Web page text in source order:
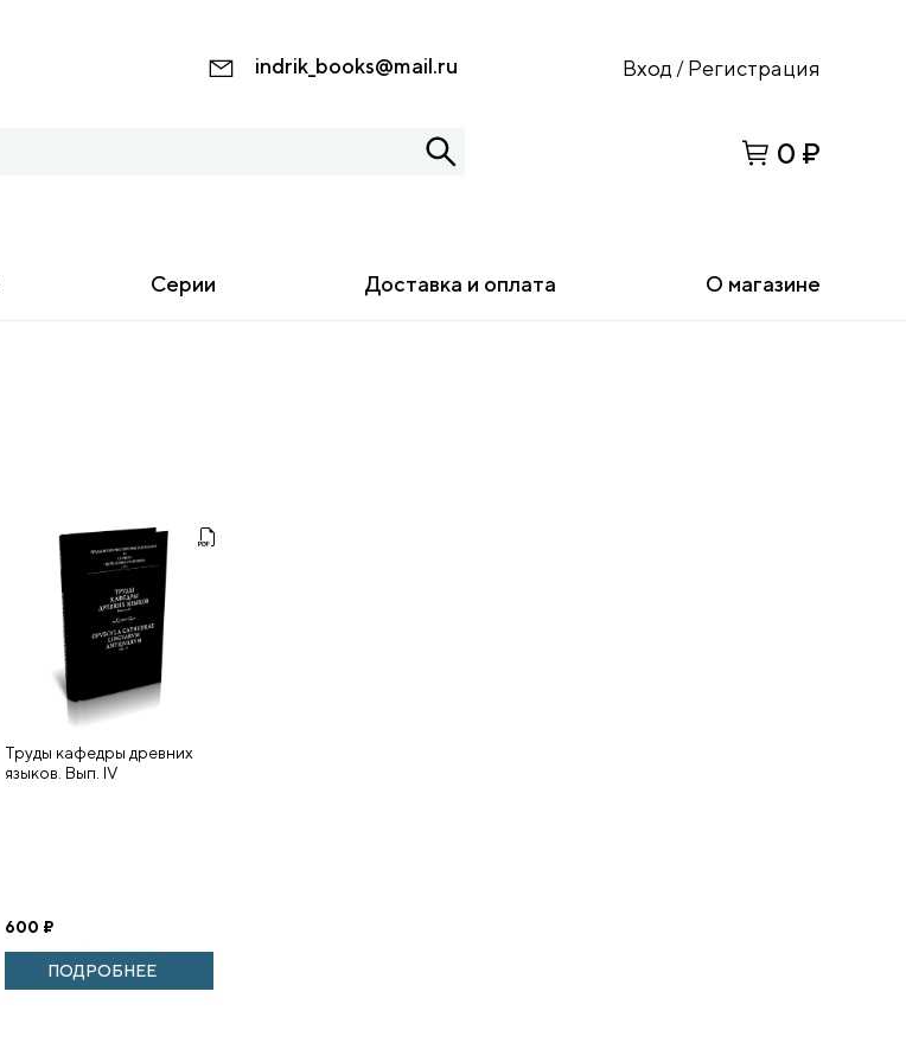
indrik_books@mail.ru Вход / Регистрация
0 ₽
Серии Доставка и оплата О магазине
Труды кафедры древних
языков. Вып. IV
600 ₽
ПОДРОБНЕЕ